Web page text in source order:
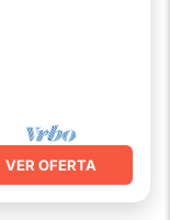
VER OFERTA